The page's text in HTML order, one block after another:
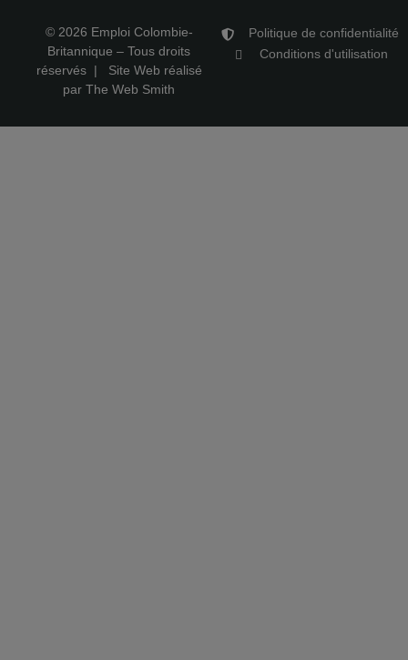
© 2026 Emploi Colombie-
Britannique – Tous droits
réservés | Site Web réalisé
par The Web Smith
Politique de confidentialité
Conditions d'utilisation